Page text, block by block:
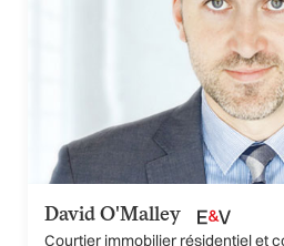
David O'Malley
Courtier immobilier résidentiel et